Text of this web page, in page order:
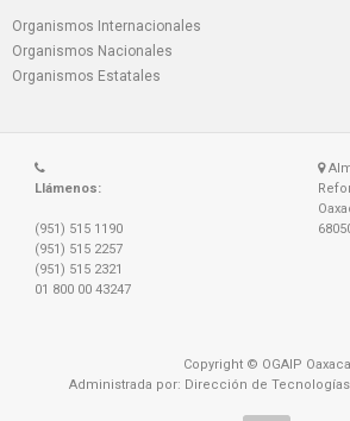
Organismos Internacionales
Organismos Nacionales
Organismos Estatales
Llámenos:
(951) 515 1190
(951) 515 2257
(951) 515 2321
01 800 00 43247
Copyright © OGAIP Oaxaca
Administrada por: Dirección de